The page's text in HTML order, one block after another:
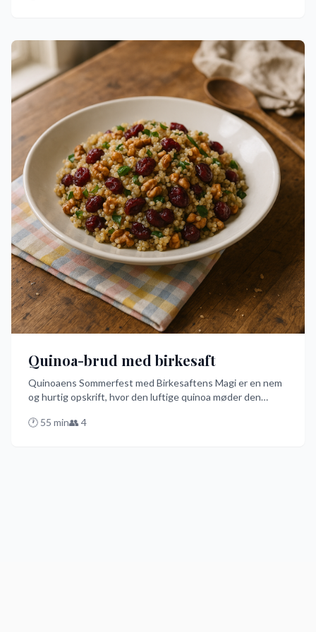
Quinoa-brud med birkesaft
Quinoaens Sommerfest med Birkesaftens Magi er en nem
og hurtig opskrift, hvor den luftige quinoa møder den
bliver denne ret en skønhed på dit sommerbord. Prøv den
🕐 55 min👥 4